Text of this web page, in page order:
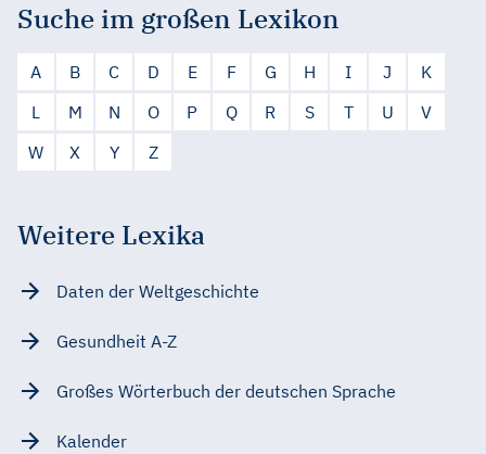
Suche im großen Lexikon
A B C D E F G H I J
K
L
M N O P Q R S T U
V
W
X Y Z
Weitere Lexika
Daten der Weltgeschichte
Gesundheit A-Z
Großes Wörterbuch der deutschen Sprache
Kalender